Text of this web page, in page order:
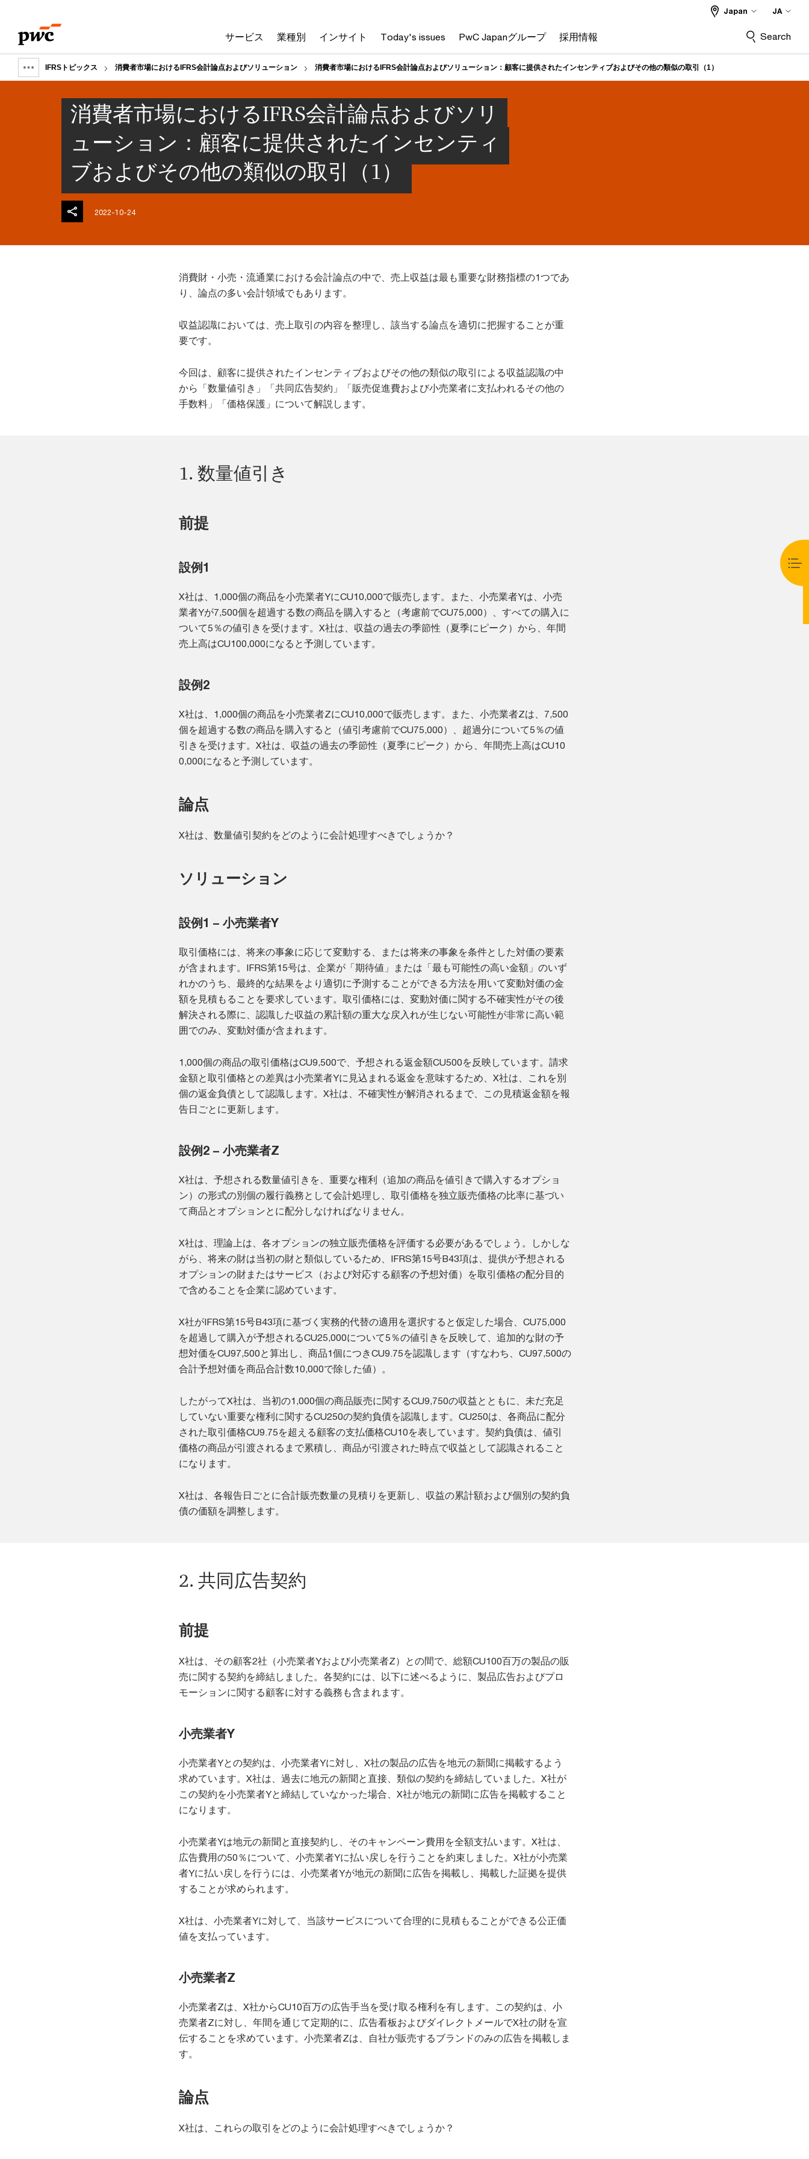
content
footer
サービス 業種別 インサイト Today's issues PwC Japanグループ 採用情報
Japan JA
Search
Show
breadcrumb
IFRSトピックス 消費者市場におけるIFRS会計論点およびソリューション 消費者市場におけるIFRS会計論点およびソリューション：顧客に提供されたインセンティブおよびその他の類似の取引（1）
消費者市場におけるIFRS会計論点およびソリ
ューション：顧客に提供されたインセンティ
ブおよびその他の類似の取引（1）
2022-10-24
消費財・小売・流通業における会計論点の中で、売上収益は最も重要な財務指標の1つであ
り、論点の多い会計領域でもあります。
収益認識においては、売上取引の内容を整理し、該当する論点を適切に把握することが重
要です。
今回は、顧客に提供されたインセンティブおよびその他の類似の取引による収益認識の中
から「数量値引き」「共同広告契約」「販売促進費および小売業者に支払われるその他の
手数料」「価格保護」について解説します。
1. 数量値引き
前提
設例1
X社は、1,000個の商品を小売業者YにCU10,000で販売します。また、小売業者Yは、小売
業者Yが7,500個を超過する数の商品を購入すると（考慮前でCU75,000）、すべての購入に
ついて5％の値引きを受けます。X社は、収益の過去の季節性（夏季にピーク）から、年間
売上高はCU100,000になると予測しています。
設例2
X社は、1,000個の商品を小売業者ZにCU10,000で販売します。また、小売業者Zは、7,500
個を超過する数の商品を購入すると（値引考慮前でCU75,000）、超過分について5％の値
引きを受けます。X社は、収益の過去の季節性（夏季にピーク）から、年間売上高はCU10
0,000になると予測しています。
論点
X社は、数量値引契約をどのように会計処理すべきでしょうか？
ソリューション
設例1 – 小売業者Y
取引価格には、将来の事象に応じて変動する、または将来の事象を条件とした対価の要素
が含まれます。IFRS第15号は、企業が「期待値」または「最も可能性の高い金額」のいず
れかのうち、最終的な結果をより適切に予測することができる方法を用いて変動対価の金
額を見積もることを要求しています。取引価格には、変動対価に関する不確実性がその後
解決される際に、認識した収益の累計額の重大な戻入れが生じない可能性が非常に高い範
囲でのみ、変動対価が含まれます。
1,000個の商品の取引価格はCU9,500で、予想される返金額CU500を反映しています。請求
金額と取引価格との差異は小売業者Yに見込まれる返金を意味するため、X社は、これを別
個の返金負債として認識します。X社は、不確実性が解消されるまで、この見積返金額を報
告日ごとに更新します。
設例2 – 小売業者Z
X社は、予想される数量値引きを、重要な権利（追加の商品を値引きで購入するオプショ
ン）の形式の別個の履行義務として会計処理し、取引価格を独立販売価格の比率に基づい
て商品とオプションとに配分しなければなりません。
X社は、理論上は、各オプションの独立販売価格を評価する必要があるでしょう。しかしな
がら、将来の財は当初の財と類似しているため、IFRS第15号B43項は、提供が予想される
オプションの財またはサービス（および対応する顧客の予想対価）を取引価格の配分目的
で含めることを企業に認めています。
X社がIFRS第15号B43項に基づく実務的代替の適用を選択すると仮定した場合、CU75,000
を超過して購入が予想されるCU25,000について5％の値引きを反映して、追加的な財の予
想対価をCU97,500と算出し、商品1個につきCU9.75を認識します（すなわち、CU97,500の
合計予想対価を商品合計数10,000で除した値）。
したがってX社は、当初の1,000個の商品販売に関するCU9,750の収益とともに、未だ充足
していない重要な権利に関するCU250の契約負債を認識します。CU250は、各商品に配分
された取引価格CU9.75を超える顧客の支払価格CU10を表しています。契約負債は、値引
価格の商品が引渡されるまで累積し、商品が引渡された時点で収益として認識されること
になります。
X社は、各報告日ごとに合計販売数量の見積りを更新し、収益の累計額および個別の契約負
債の価額を調整します。
2. 共同広告契約
前提
X社は、その顧客2社（小売業者Yおよび小売業者Z）との間で、総額CU100百万の製品の販
売に関する契約を締結しました。各契約には、以下に述べるように、製品広告およびプロ
モーションに関する顧客に対する義務も含まれます。
小売業者Y
小売業者Yとの契約は、小売業者Yに対し、X社の製品の広告を地元の新聞に掲載するよう
求めています。X社は、過去に地元の新聞と直接、類似の契約を締結していました。X社が
この契約を小売業者Yと締結していなかった場合、X社が地元の新聞に広告を掲載すること
になります。
小売業者Yは地元の新聞と直接契約し、そのキャンペーン費用を全額支払います。X社は、
広告費用の50％について、小売業者Yに払い戻しを行うことを約束しました。X社が小売業
者Yに払い戻しを行うには、小売業者Yが地元の新聞に広告を掲載し、掲載した証拠を提供
することが求められます。
X社は、小売業者Yに対して、当該サービスについて合理的に見積もることができる公正価
値を支払っています。
小売業者Z
小売業者Zは、X社からCU10百万の広告手当を受け取る権利を有します。この契約は、小
売業者Zに対し、年間を通じて定期的に、広告看板およびダイレクトメールでX社の財を宣
伝することを求めています。小売業者Zは、自社が販売するブランドのみの広告を掲載しま
す。
論点
X社は、これらの取引をどのように会計処理すべきでしょうか？